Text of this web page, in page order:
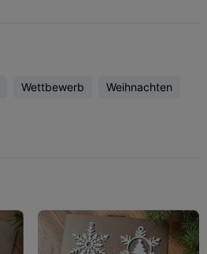
Wettbewerb Weihnachten